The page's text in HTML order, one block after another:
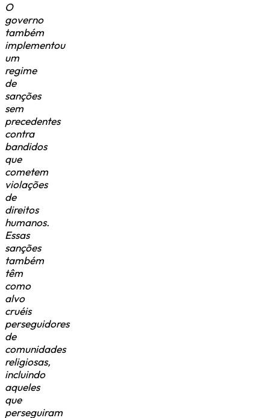
O
governo
também
implementou
um
regime
de
sanções
sem
precedentes
contra
bandidos
que
cometem
violações
de
direitos
humanos.
Essas
sanções
também
têm
como
alvo
cruéis
perseguidores
de
comunidades
religiosas,
incluindo
aqueles
que
perseguiram